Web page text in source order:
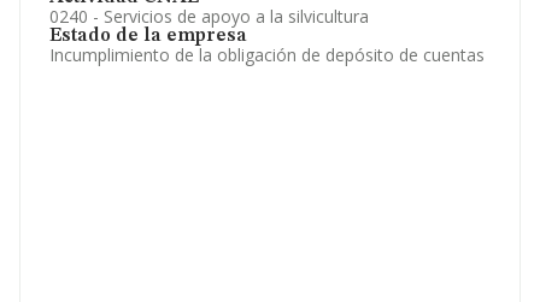
0240 - Servicios de apoyo a la silvicultura
Estado de la empresa
Incumplimiento de la obligación de depósito de cuentas